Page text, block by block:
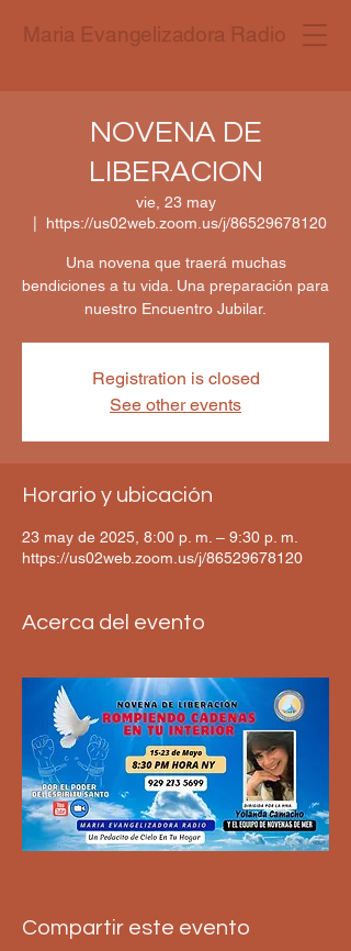
Maria Evangelizadora Radio
NOVENA DE
LIBERACION
vie, 23 may
https://us02web.zoom.us/j/86529678120
Una novena que traerá muchas
bendiciones a tu vida. Una preparación para
nuestro Encuentro Jubilar.
Registration is closed
See other events
Horario y ubicación
23 may de 2025, 8:00 p. m. – 9:30 p. m.
https://us02web.zoom.us/j/86529678120
Acerca del evento
Compartir este evento